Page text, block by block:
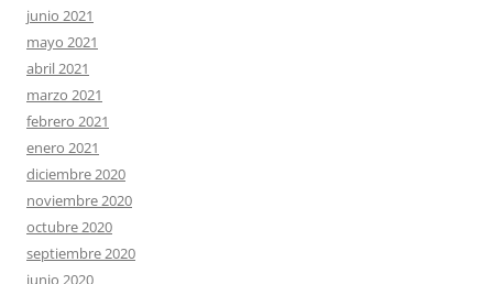
junio 2021
mayo 2021
abril 2021
marzo 2021
febrero 2021
enero 2021
diciembre 2020
noviembre 2020
octubre 2020
septiembre 2020
junio 2020